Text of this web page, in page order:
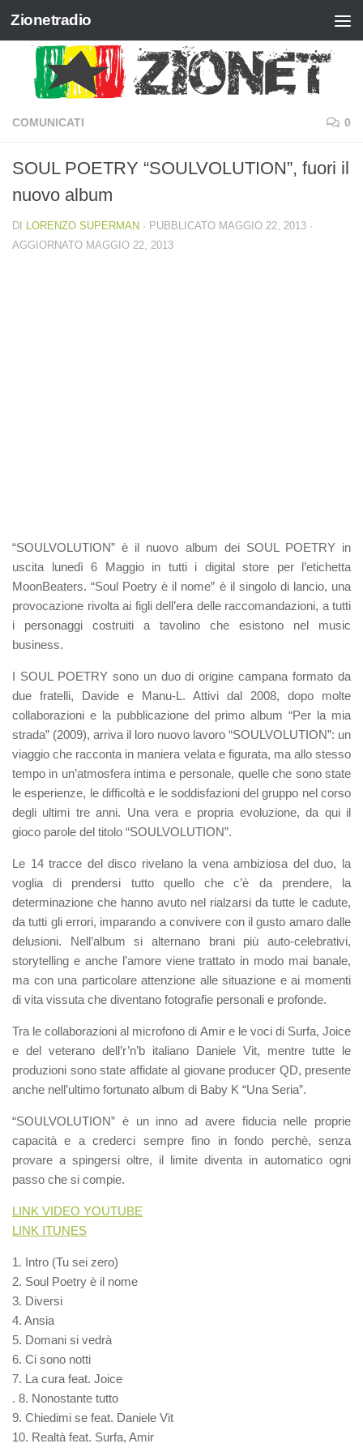
Salta al contenuto
Zionetradio
COMUNICATI 0
SOUL POETRY “SOULVOLUTION”, fuori il
nuovo album
DI LORENZO SUPERMAN · PUBBLICATO MAGGIO 22, 2013 ·
AGGIORNATO MAGGIO 22, 2013
“SOULVOLUTION” è il nuovo album dei SOUL POETRYin
uscita lunedì 6 Maggio in tutti i digital store per l’etichetta
MoonBeaters.“Soul Poetry è il nome” è il singolo di lancio, una
provocazione rivolta ai figli dell’era delle raccomandazioni, a tutti
i personaggi costruiti a tavolino che esistono nel music
business.
I SOUL POETRY sono un duo di origine campana formato da
due fratelli, Davide e Manu-L . Attivi dal 2008, dopo molte
collaborazioni e la pubblicazione del primo album “Per la mia
strada” (2009), arriva il loro nuovo lavoro “SOULVOLUTION”: un
viaggio che racconta in maniera velata e figurata, ma allo stesso
tempo in un’atmosfera intima e personale, quelle che sono state
le esperienze, le difficoltà e le soddisfazioni del gruppo nel corso
degli ultimi tre anni. Una vera e propria evoluzione, da qui il
gioco parole del titolo “SOULVOLUTION”.
Le 14 tracce del disco rivelano la vena ambiziosa del duo, la
voglia di prendersi tutto quello che c’è da prendere, la
determinazione che hanno avuto nel rialzarsi da tutte le cadute,
da tutti gli errori, imparando a convivere con il gusto amaro dalle
delusioni. Nell’album si alternano brani più auto-celebrativi,
storytelling e anche l’amore viene trattato in modo mai banale,
ma con una particolare attenzione alle situazione e ai momenti
di vita vissuta che diventano fotografie personali e profonde.
Tra le collaborazioni al microfono di Amire le voci di Surfa, Joice
e del veterano dell’r’n’b italiano Daniele Vit, mentre tutte le
produzioni sono state affidate al giovane producer QD, presente
anche nell’ultimo fortunato album di Baby K “Una Seria”.
“SOULVOLUTION” è un inno ad avere fiducia nelle proprie
capacità e a crederci sempre fino in fondo perchè, senza
provare a spingersi oltre, il limite diventa in automatico ogni
passo che si compie.
LINK VIDEO YOUTUBE
LINK ITUNES
1. Intro (Tu sei zero)
2. Soul Poetry è il nome
3. Diversi
4. Ansia
5. Domani si vedrà
6. Ci sono notti
7. La cura feat. Joice
. 8. Nonostante tutto
9. Chiedimi se feat. Daniele Vit
10. Realtà feat. Surfa, Amir